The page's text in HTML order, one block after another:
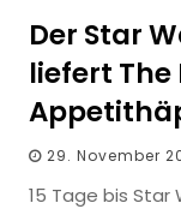
Der Star
liefert The
29. November
15 Tage bis Star